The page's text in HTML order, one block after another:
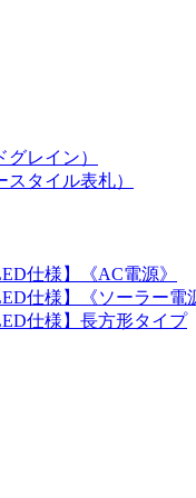
レイン）
タイル表札）
仕様】《AC電源》
仕様】《ソーラー電
仕様】長方形タイプ